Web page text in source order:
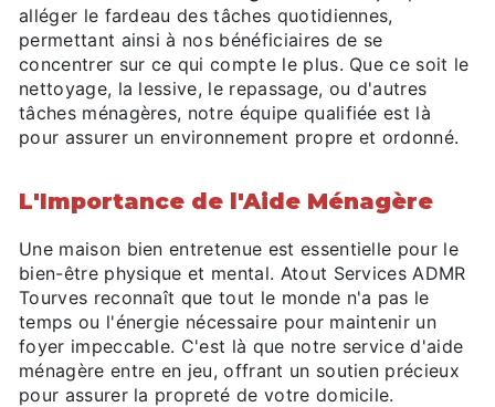
alléger le fardeau des tâches quotidiennes,
permettant ainsi à nos bénéficiaires de se
concentrer sur ce qui compte le plus. Que ce soit le
nettoyage, la lessive, le repassage, ou d'autres
tâches ménagères, notre équipe qualifiée est là
pour assurer un environnement propre et ordonné.
L'Importance de l'Aide Ménagère
Une maison bien entretenue est essentielle pour le
bien-être physique et mental. Atout Services ADMR
Tourves reconnaît que tout le monde n'a pas le
temps ou l'énergie nécessaire pour maintenir un
foyer impeccable. C'est là que notre service d'aide
ménagère entre en jeu, offrant un soutien précieux
pour assurer la propreté de votre domicile.